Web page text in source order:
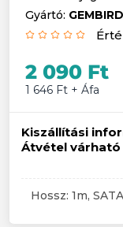
Gyártó: GEMBIRD
2 090 Ft
1 646 Ft + Áfa
Kiszállítási
Átvétel
Hossz: 1m,